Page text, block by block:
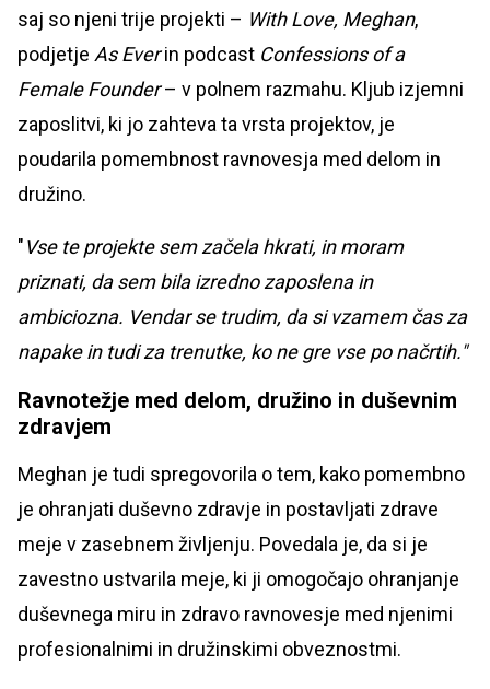
saj so njeni trije projekti – With Love, Meghan,
podjetje As Everin podcast Confessions of a
Female Founder– v polnem razmahu. Kljub izjemni
zaposlitvi, ki jo zahteva ta vrsta projektov, je
poudarila pomembnost ravnovesja med delom in
družino.
"Vse te projekte sem začela hkrati, in moram
priznati, da sem bila izredno zaposlena in
ambiciozna. Vendar se trudim, da si vzamem čas za
napake in tudi za trenutke, ko ne gre vse po načrtih."
Ravnotežje med delom, družino in duševnim
zdravjem
Meghan je tudi spregovorila o tem, kako pomembno
je ohranjati duševno zdravje in postavljati zdrave
meje v zasebnem življenju. Povedala je, da si je
zavestno ustvarila meje, ki ji omogočajo ohranjanje
duševnega miru in zdravo ravnovesje med njenimi
profesionalnimi in družinskimi obveznostmi.